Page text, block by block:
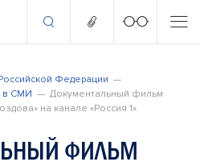
Федерации
в СМИ
Документальный фильм
на канале «Россия 1»
ФИЛЬМ